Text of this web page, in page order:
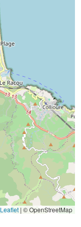
Leaflet | © OpenStreetMap